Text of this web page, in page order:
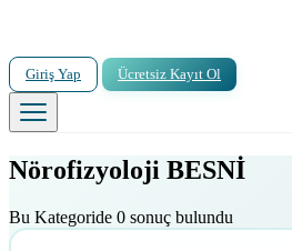
Giriş Yap Ücretsiz Kayıt Ol
Nörofizyoloji BESNİ
Bu Kategoride 0 sonuç bulundu